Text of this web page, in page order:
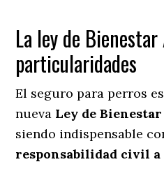
La ley de
particularidades
El seguro para perros
nueva Ley de
siendo indispensable
responsabilidad civil a